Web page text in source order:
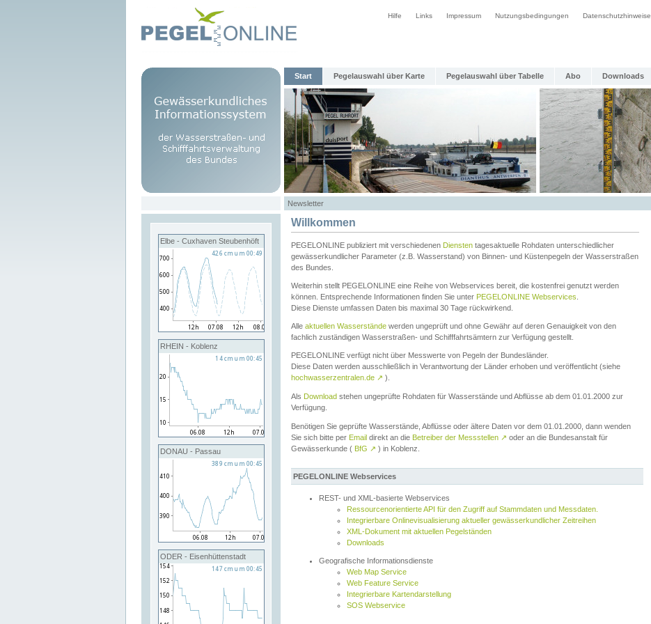
Hilfe Links Impressum Nutzungsbedingungen Datenschutzhinweise
Start Pegelauswahl über Karte Pegelauswahl über Tabelle Abo Downloads
Newsletter
Elbe - Cuxhaven Steubenhöft
RHEIN - Koblenz
DONAU - Passau
ODER - Eisenhüttenstadt
Willkommen
PEGELONLINE publiziert mit verschiedenen Diensten tagesaktuelle Rohdaten unterschiedlicher
gewässerkundlicher Parameter (z.B. Wasserstand) von Binnen- und Küstenpegeln der Wasserstraßen
des Bundes.
Weiterhin stellt PEGELONLINE eine Reihe von Webservices bereit, die kostenfrei genutzt werden
können. Entsprechende Informationen finden Sie unter PEGELONLINE Webservices
Diese Dienste umfassen Daten bis maximal 30 Tage rückwirkend.
Alle aktuellen Wasserstände werden ungeprüft und ohne Gewähr auf deren Genauigkeit von den
fachlich zuständigen Wasserstraßen- und Schifffahrtsämtern zur Verfügung gestellt.
PEGELONLINE verfügt nicht über Messwerte von Pegeln der Bundesländer.
Diese Daten werden ausschließlich in Verantwortung der Länder erhoben und veröffentlicht (siehe
hochwasserzentralen.de ↗ ).
Als Download stehen ungeprüfte Rohdaten für Wasserstände und Abflüsse ab dem 01.01.2000 zur
Verfügung.
Benötigen Sie geprüfte Wasserstände, Abflüsse oder ältere Daten vor dem 01.01.2000, dann wenden
Sie sich bitte per Email direkt an die Betreiber der Messstellen ↗ oder an die Bundesanstalt für
Gewässerkunde ( BfG ↗ ) in Koblenz.
PEGELONLINE Webservices
REST- und XML-basierte Webservices
Ressourcenorientierte API für den Zugriff auf Stammdaten und Messdaten.
Integrierbare Onlinevisualisierung aktueller gewässerkundlicher Zeitreihen
XML-Dokument mit aktuellen Pegelständen
Downloads
Geografische Informationsdienste
Web Map Service
Web Feature Service
Integrierbare Kartendarstellung
SOS Webservice